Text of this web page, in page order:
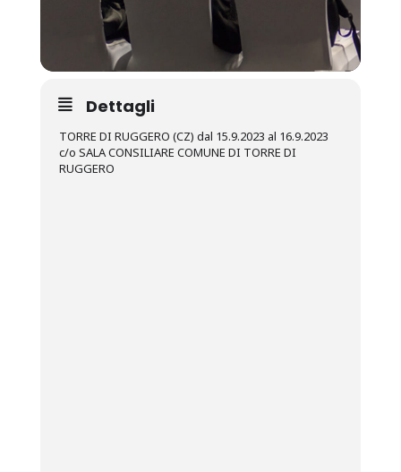
Dettagli
TORRE DI RUGGERO (CZ) dal 15.9.2023 al 16.9.2023
c/o SALA CONSILIARE COMUNE DI TORRE DI
RUGGERO